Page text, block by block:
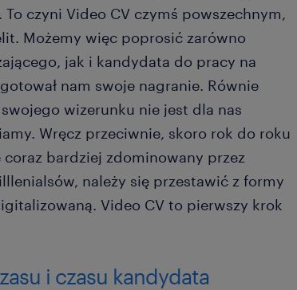
czyni Video CV czymś powszechnym,
Możemy więc poprosić zarówno
jak i kandydata do pracy na
nam swoje nagranie. Równie
wizerunku nie jest dla nas
Wręcz przeciwnie, skoro rok do roku
bardziej zdominowany przez
należy się przestawić z formy
Video CV to pierwszy krok
i czasu kandydata